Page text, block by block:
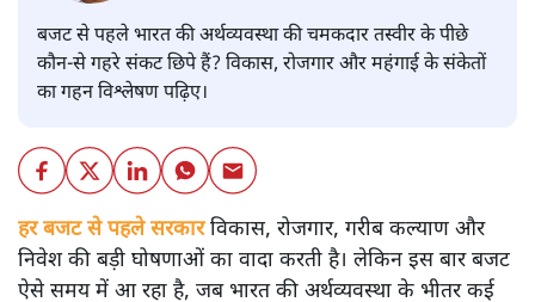
बजट से पहले भारत की अर्थव्यवस्था की चमकदार तस्वीर के पीछे
कौन-से गहरे संकट छिपे हैं? विकास, रोजगार और महंगाई के संकेतों
का गहन विश्लेषण पढ़िए।
हर बजट से पहले सरकारविकास, रोजगार, गरीब कल्याण और
निवेश की बड़ी घोषणाओं का वादा करती है। लेकिन इस बार बजट
ऐसे समय में आ रहा है, जब भारत की अर्थव्यवस्था के भीतर कई